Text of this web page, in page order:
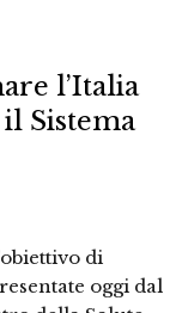
l’Italia
Sistema
di
oggi dal